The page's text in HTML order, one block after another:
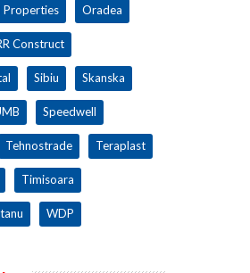
Properties Oradea
Construct
Sibiu Skanska
Speedwell
Tehnostrade Teraplast
Timisoara
WDP